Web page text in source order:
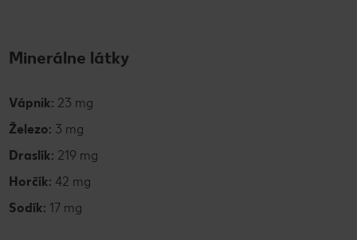
Minerálne látky
Vápnik: 23 mg
Železo: 3 mg
Draslík: 219 mg
Horčík: 42 mg
Sodík: 17 mg